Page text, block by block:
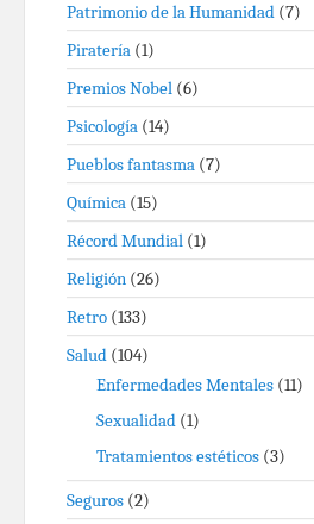
Patrimonio de la Humanidad (7)
Piratería (1)
Premios Nobel (6)
Psicología (14)
Pueblos fantasma (7)
Química (15)
Récord Mundial (1)
Religión (26)
Retro (133)
Salud (104)
Enfermedades Mentales (11)
Sexualidad (1)
Tratamientos estéticos (3)
Seguros (2)